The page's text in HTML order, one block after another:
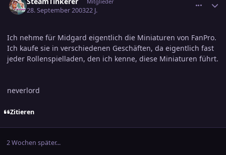
28. September 200322 J.
Ich nehme für Midgard eigentlich die Miniaturen von FanPro.
Ich kaufe sie in verschiedenen Geschäften, da eigentlich fast
jeder Rollenspielladen, den ich kenne, diese Miniaturen führt.
neverlord
Zitieren
2 Wochen später...